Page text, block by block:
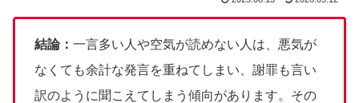
結論： 一言多い人や空気が読めない人は、悪気が
なくても余計な発言を重ねてしまい、謝罪も言い
訳のように聞こえてしまう傾向があります。その